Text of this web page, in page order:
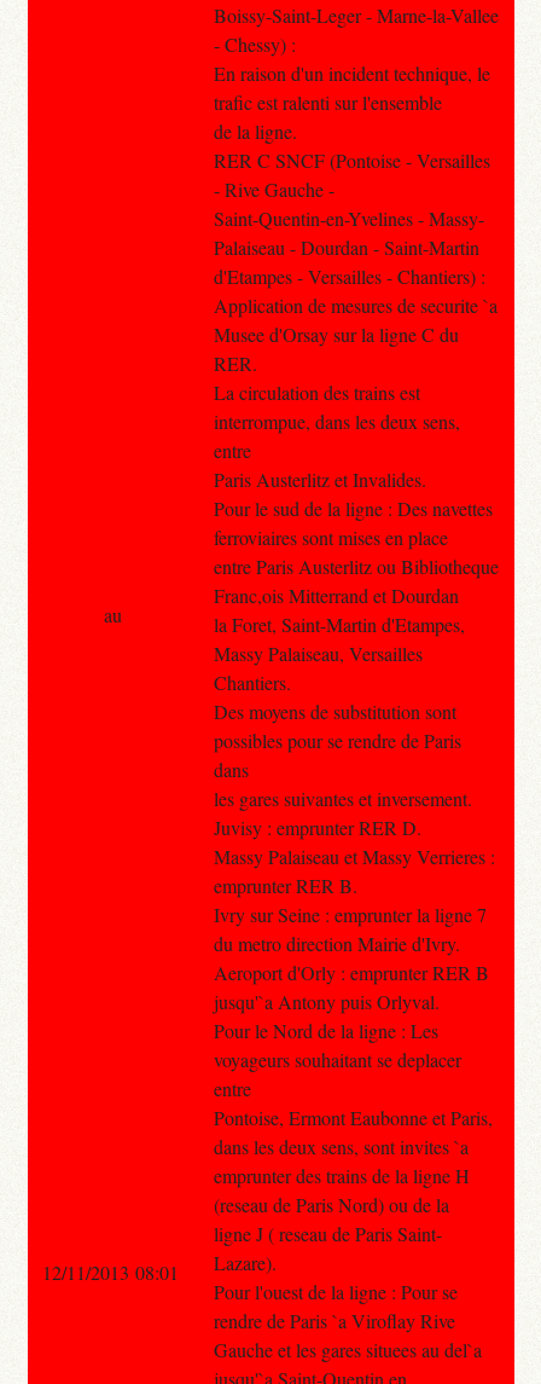
Boissy-Saint-Leger - Marne-la-Vallee
- Chessy) :
En raison d'un incident technique, le
trafic est ralenti sur l'ensemble
de la ligne.
RER C SNCF (Pontoise - Versailles
- Rive Gauche -
Saint-Quentin-en-Yvelines - Massy-
Palaiseau - Dourdan - Saint-Martin
d'Etampes - Versailles - Chantiers) :
Application de mesures de securite `a
Musee d'Orsay sur la ligne C du
RER.
La circulation des trains est
interrompue, dans les deux sens,
entre
Paris Austerlitz et Invalides.
Pour le sud de la ligne : Des navettes
ferroviaires sont mises en place
entre Paris Austerlitz ou Bibliotheque
Franc,ois Mitterrand et Dourdan
la Foret, Saint-Martin d'Etampes,
Massy Palaiseau, Versailles
Chantiers.
Des moyens de substitution sont
possibles pour se rendre de Paris
dans
les gares suivantes et inversement.
Juvisy : emprunter RER D.
Massy Palaiseau et Massy Verrieres :
emprunter RER B.
Ivry sur Seine : emprunter la ligne 7
du metro direction Mairie d'Ivry.
Aeroport d'Orly : emprunter RER B
jusqu'`a Antony puis Orlyval.
Pour le Nord de la ligne : Les
voyageurs souhaitant se deplacer
entre
Pontoise, Ermont Eaubonne et Paris,
dans les deux sens, sont invites `a
emprunter des trains de la ligne H
(reseau de Paris Nord) ou de la
ligne J ( reseau de Paris Saint-
Lazare).
Pour l'ouest de la ligne : Pour se
rendre de Paris `a Viroflay Rive
Gauche et les gares situees au del`a
jusqu'`a Saint-Quentin en
au
12/11/2013 08:01